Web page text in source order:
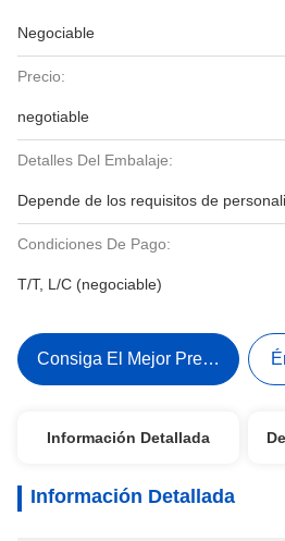
Negociable
Precio:
negotiable
Detalles Del Embalaje:
Depende de los requisitos de
Condiciones De Pago:
T/T, L/C (negociable)
Consiga El Mejor Precio
Información Detallada
Información Detallada